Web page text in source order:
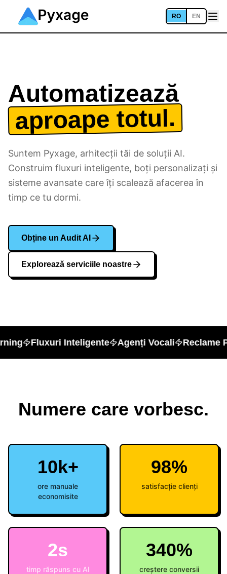
RO EN
Automatizează
aproape totul.
Suntem Pyxage, arhitecții tăi de soluții AI.
Construim fluxuri inteligente, boți personalizați și
sisteme avansate care îți scalează afacerea în
timp ce tu dormi.
Obține un Audit AI
Explorează serviciile noastre
Fluxuri Inteligente Agenți Vocali Reclame
Numere care vorbesc.
10k+
ore manuale
economisite
98%
satisfacție clienți
2s
timp răspuns cu AI
340%
creștere conversii